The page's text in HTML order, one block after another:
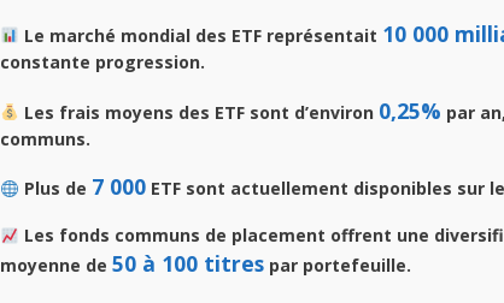
Le marché mondial des ETF représentait 10 000
constante progression.
Les frais moyens des ETF sont d’environ 0,25% par
communs.
Plus de 7 000ETF sont actuellement disponibles sur
Les fonds communs de placement offrent une
moyenne de 50 à 100 titres par portefeuille.